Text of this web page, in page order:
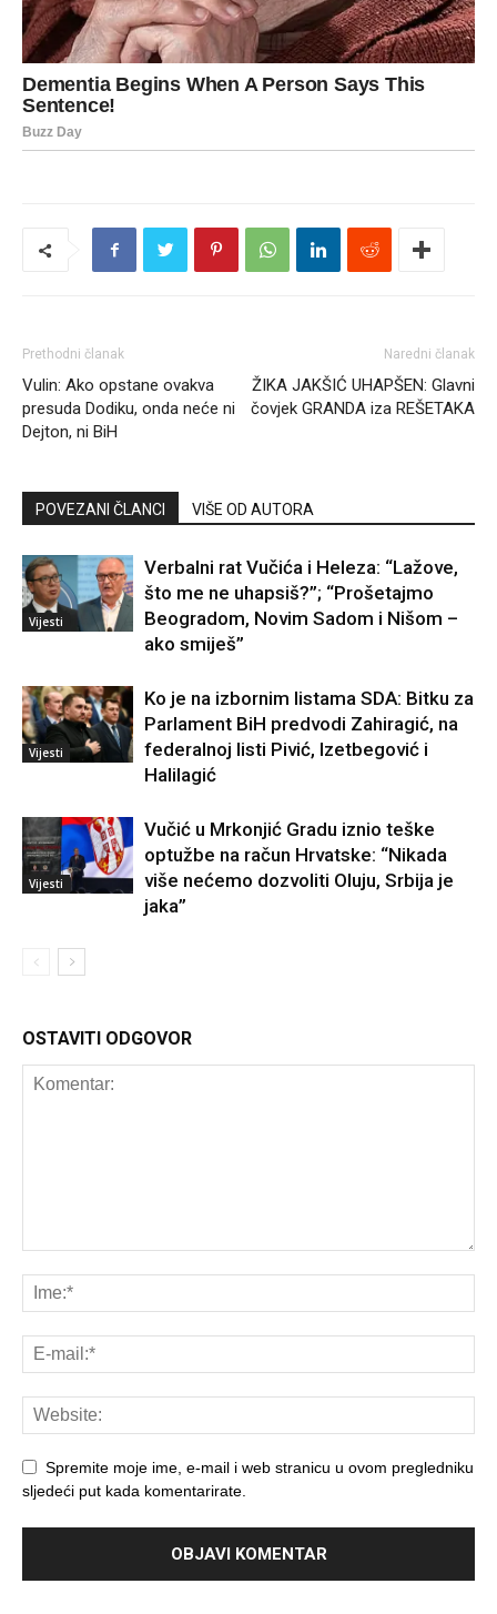
Prethodni članak
Vulin: Ako opstane ovakva
presuda Dodiku, onda neće ni
Dejton, ni BiH
Naredni članak
ŽIKA JAKŠIĆ UHAPŠEN: Glavni
čovjek GRANDA iza REŠETAKA
POVEZANI ČLANCI VIŠE OD AUTORA
Vijesti
Verbalni rat Vučića i Heleza: “Lažove,
što me ne uhapsiš?”; “Prošetajmo
Beogradom, Novim Sadom i Nišom –
ako smiješ”
Vijesti
Ko je na izbornim listama SDA: Bitku za
Parlament BiH predvodi Zahiragić, na
federalnoj listi Pivić, Izetbegović i
Halilagić
Vijesti
Vučić u Mrkonjić Gradu iznio teške
optužbe na račun Hrvatske: “Nikada
više nećemo dozvoliti Oluju, Srbija je
jaka”
OSTAVITI ODGOVOR
Spremite moje ime, e-mail i web stranicu u ovom pregledniku
sljedeći put kada komentarirate.